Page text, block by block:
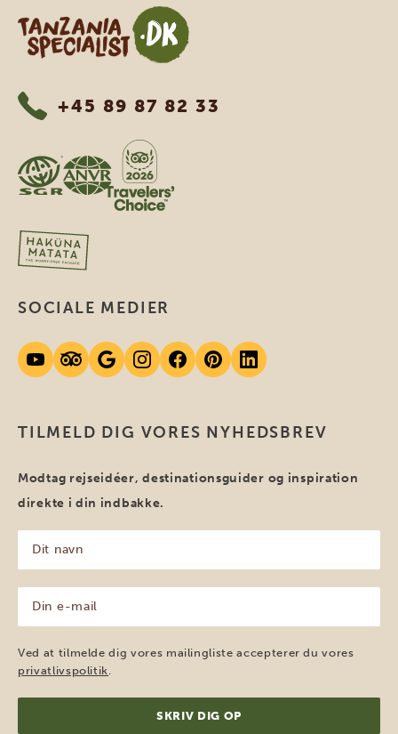
Tanzania Specialist
+45 89 87 82 33
TILMELD DIG VORES NYHEDSBREV
Modtag rejseidéer, destinationsguider og inspiration
direkte i din indbakke.
navn
(Påkrævet)
mail
(Påkrævet)
Ved at tilmelde dig vores mailingliste accepterer du vores
privatlivspolitik
SOCIALE MEDIER